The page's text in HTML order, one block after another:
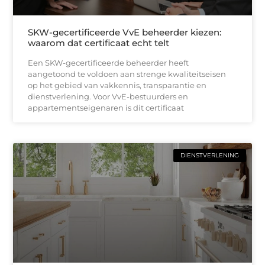
SKW-gecertificeerde VvE beheerder kiezen:
waarom dat certificaat echt telt
Een SKW-gecertificeerde beheerder heeft
aangetoond te voldoen aan strenge kwaliteitseisen
op het gebied van vakkennis, transparantie en
dienstverlening. Voor VvE-bestuurders en
appartementseigenaren is dit certificaat
DIENSTVERLENING